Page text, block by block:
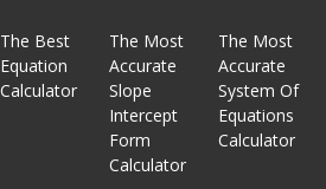
The Best
Equation
Calculator
The Most
Accurate
Slope
Intercept
Form
Calculator
The Most
Accurate
System Of
Equations
Calculator